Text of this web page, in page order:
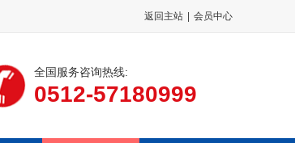
返回主站 会员中心
全国服务咨询热线:
0512-57180999